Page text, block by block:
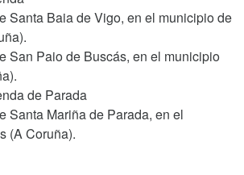
Santa Baia de Vigo, en el municipio de
San Paio de Buscás, en el municipio
de Parada
Santa Mariña de Parada, en el
(A Coruña).